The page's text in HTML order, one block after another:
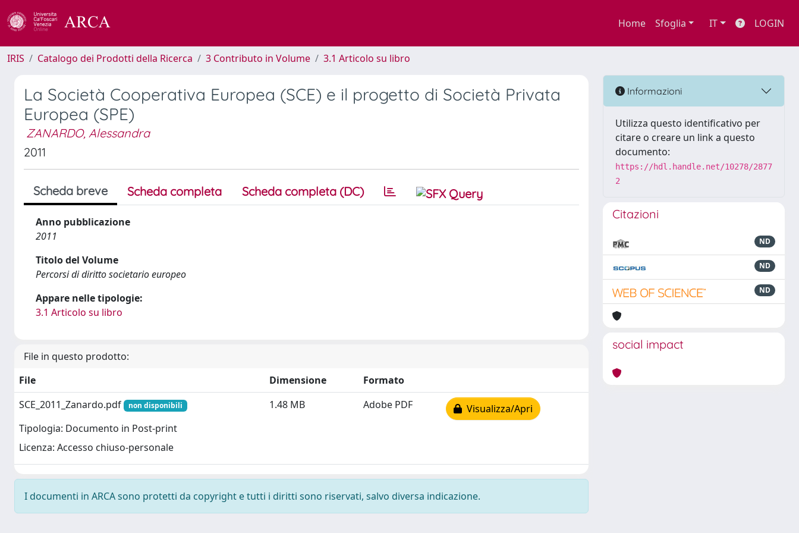
Home Sfoglia IT LOGIN
IRIS Catalogo dei Prodotti della Ricerca 3 Contributo in Volume 3.1 Articolo su libro
La Società Cooperativa Europea (SCE) e il progetto di Società Privata
Europea (SPE)
ZANARDO, Alessandra
2011
Scheda breve Scheda completa Scheda completa (DC)
Anno pubblicazione
2011
Titolo del Volume
Percorsi di diritto societario europeo
Appare nelle tipologie:
3.1 Articolo su libro
File in questo prodotto:
File
Dimensione
Formato
SCE_2011_Zanardo.pdf
non disponibili
Tipologia: Documento in Post-print
Licenza: Accesso chiuso-personale
1.48 MB Adobe PDF Visualizza/Apri
I documenti in ARCA sono protetti da copyright e tutti i diritti sono riservati, salvo diversa indicazione.
Informazioni
Utilizza questo identificativo per
citare o creare un link a questo
documento:
https://hdl.handle.net/10278/2877
2
Citazioni
ND
ND
ND
social impact